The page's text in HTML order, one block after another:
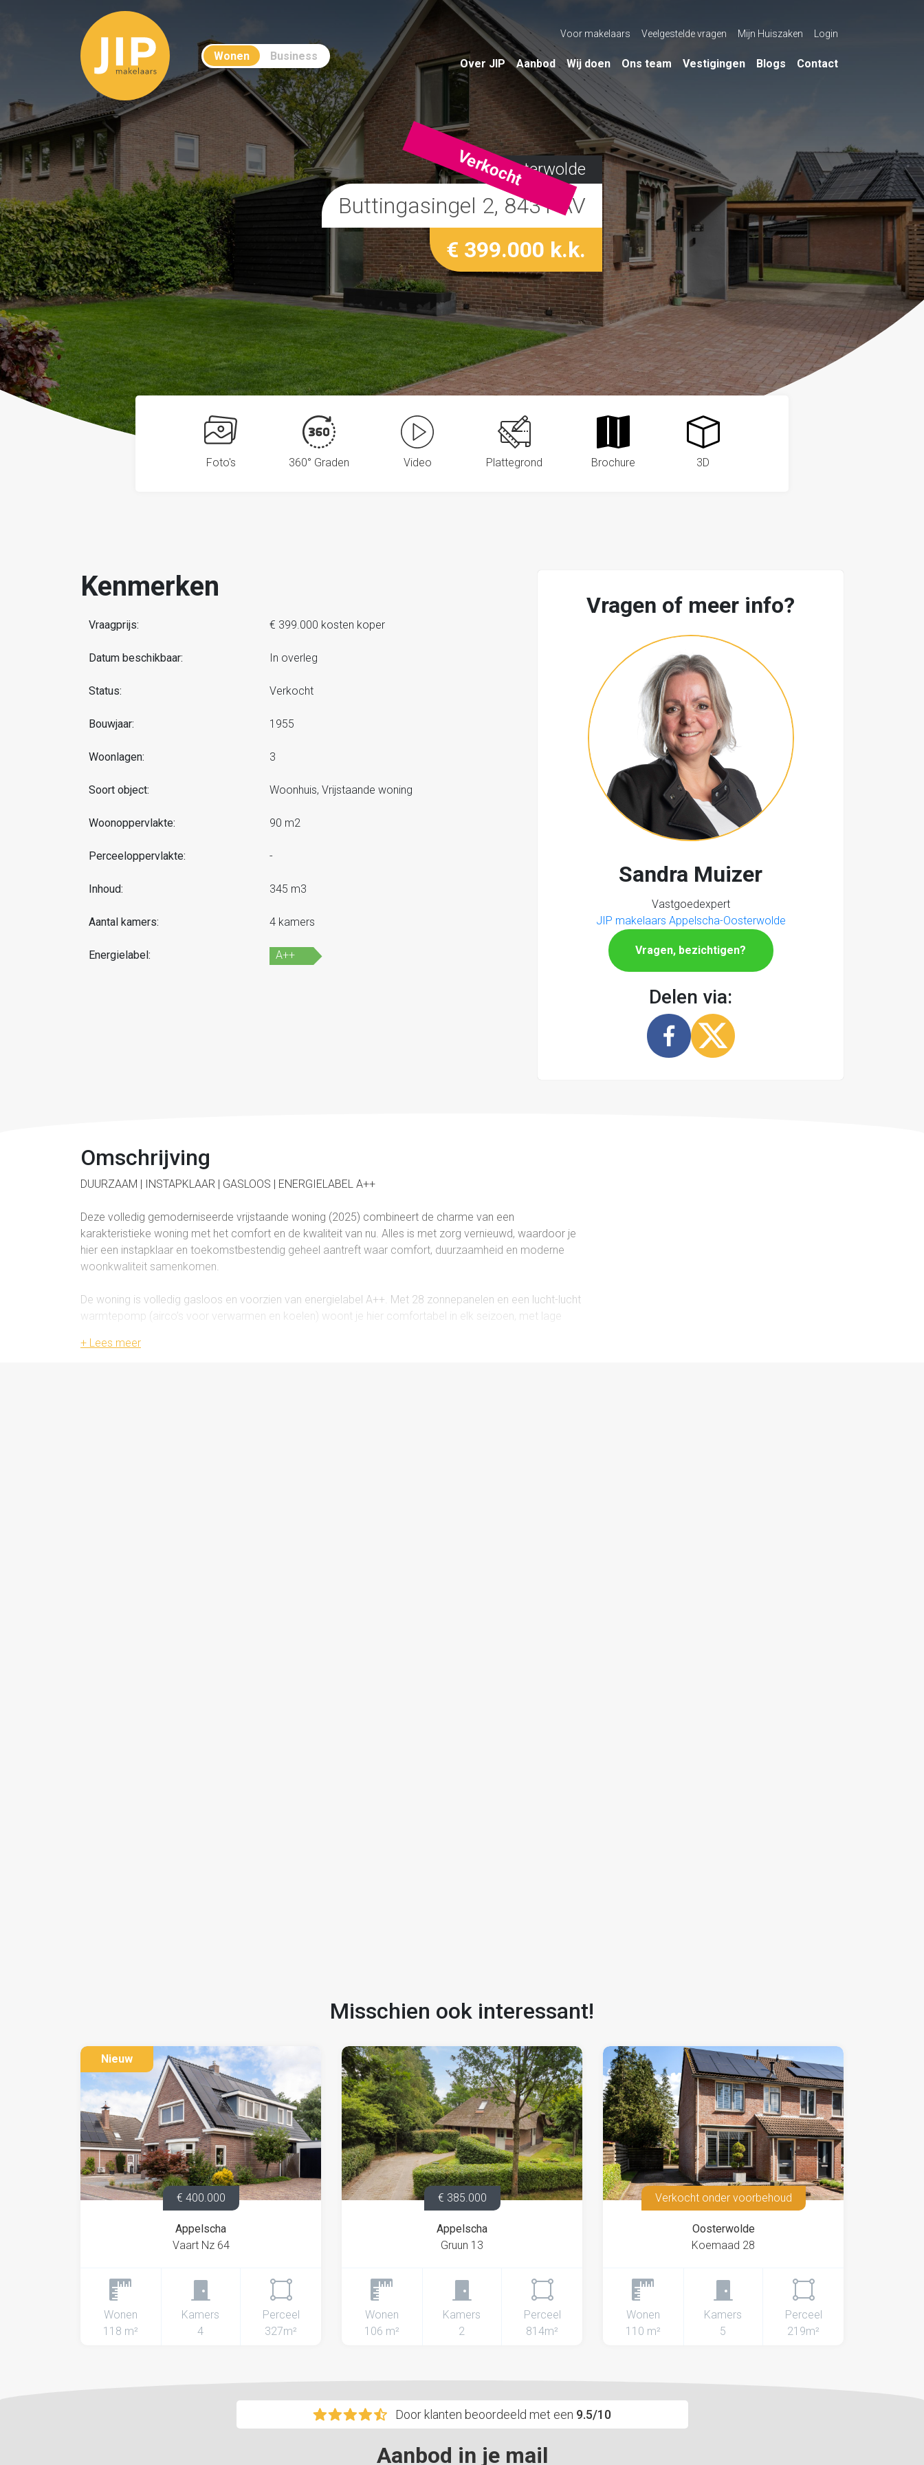
Wonen Business
Voor makelaars Veelgestelde vragen Mijn Huiszaken Login
Over JIP Aanbod Wij doen Ons team Vestigingen Blogs Contact
Oosterwolde
Verkocht
Buttingasingel 2, 8431 AV
€ 399.000 k.k.
Foto's 360° Graden Video Plattegrond Brochure 3D
Kenmerken
Vraagprijs: € 399.000 kosten koper
Datum beschikbaar: In overleg
Status: Verkocht
Bouwjaar: 1955
Woonlagen: 3
Soort object: Woonhuis, Vrijstaande woning
Woonoppervlakte: 90 m2
Perceeloppervlakte: -
Inhoud: 345 m3
Aantal kamers: 4 kamers
Energielabel: A++
Vragen of meer info?
Sandra Muizer
Vastgoedexpert
JIP makelaars Appelscha-Oosterwolde
Vragen, bezichtigen?
Delen via:
Omschrijving
DUURZAAM | INSTAPKLAAR | GASLOOS | ENERGIELABEL A++
Deze volledig gemoderniseerde vrijstaande woning (2025) combineert de charme van een
karakteristieke woning met het comfort en de kwaliteit van nu. Alles is met zorg vernieuwd, waardoor je
hier een instapklaar en toekomstbestendig geheel aantreft waar comfort, duurzaamheid en moderne
woonkwaliteit samenkomen.
De woning is volledig gasloos en voorzien van energielabel A++. Met 28 zonnepanelen en een lucht-lucht
warmtepomp (airco’s voor verwarmen en koelen) woont je hier comfortabel in elk seizoen, met lage
nageïsoleerd, wat bijdraagt aan extra comfort en energiezuinigheid.
Misschien ook interessant!
Nieuw
€ 400.000
Appelscha
Vaart Nz 64
Wonen
118 m²
Kamers
4
Perceel
327m²
€ 385.000
Appelscha
Gruun 13
Wonen
106 m²
Kamers
2
Perceel
814m²
Verkocht onder voorbehoud
Oosterwolde
Koemaad 28
Wonen
110 m²
Kamers
5
Perceel
219m²
Door klanten beoordeeld met een 9.5/10
Aanbod in je mail